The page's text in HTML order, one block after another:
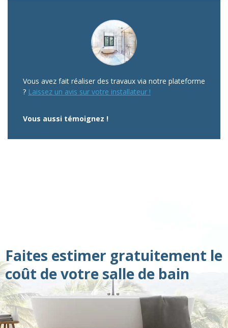
Vous avez fait réaliser des travaux via notre plateforme
? Laissez un avis sur votre installateur !
Vous aussi témoignez !
Faites estimer gratuitement le
coût de votre salle de bain